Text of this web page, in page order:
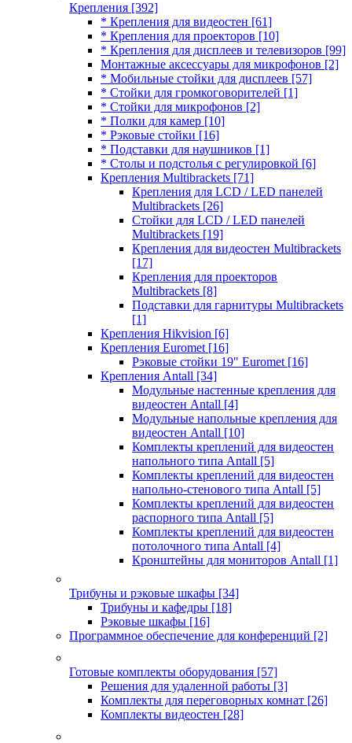
Крепления [392]
* Крепления для видеостен [61]
* Крепления для проекторов [10]
* Крепления для дисплеев и телевизоров [99]
Монтажные аксессуары для микрофонов [2]
* Мобильные стойки для дисплеев [57]
* Стойки для громкоговорителей [1]
* Стойки для микрофонов [2]
* Полки для камер [10]
* Рэковые стойки [16]
* Подставки для наушников [1]
* Столы и подстолья с регулировкой [6]
Крепления Multibrackets [71]
Крепления для LCD / LED панелей
Multibrackets [26]
Стойки для LCD / LED панелей
Multibrackets [19]
Крепления для видеостен Multibrackets
[17]
Крепления для проекторов
Multibrackets [8]
Подставки для гарнитуры Multibrackets
[1]
Крепления Hikvision [6]
Крепления Euromet [16]
Рэковые стойки 19" Euromet [16]
Крепления Antall [34]
Модульные настенные крепления для
видеостен Antall [4]
Модульные напольные крепления для
видеостен Antall [10]
Комплекты креплений для видеостен
напольного типа Antall [5]
Комплекты креплений для видеостен
напольно-стенового типа Antall [5]
Комплекты креплений для видеостен
распорного типа Antall [5]
Комплекты креплений для видеостен
потолочного типа Antall [4]
Кронштейны для мониторов Antall [1]
Трибуны и рэковые шкафы [34]
Трибуны и кафедры [18]
Рэковые шкафы [16]
Программное обеспечение для конференций [2]
Готовые комплекты оборудования [57]
Решения для удаленной работы [3]
Комплекты для переговорных комнат [26]
Комплекты видеостен [28]